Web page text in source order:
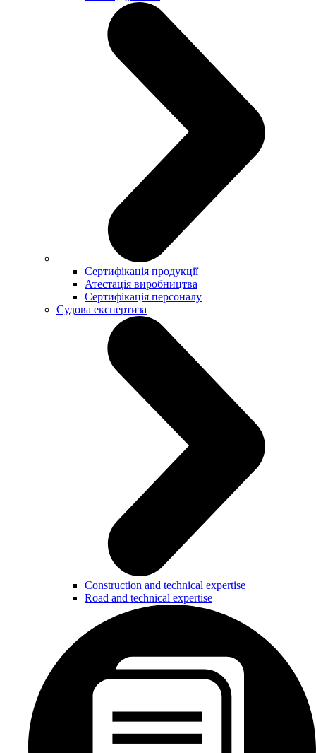
Сертифікація продукції
Атестація виробництва
Сертифікація персоналу
Судова експертиза
Construction and technical expertise
Road and technical expertise